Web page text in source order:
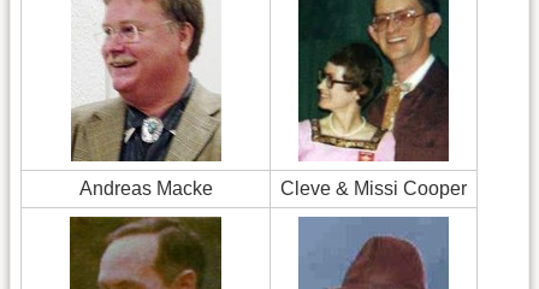
Andreas Macke Cleve & Missi Cooper